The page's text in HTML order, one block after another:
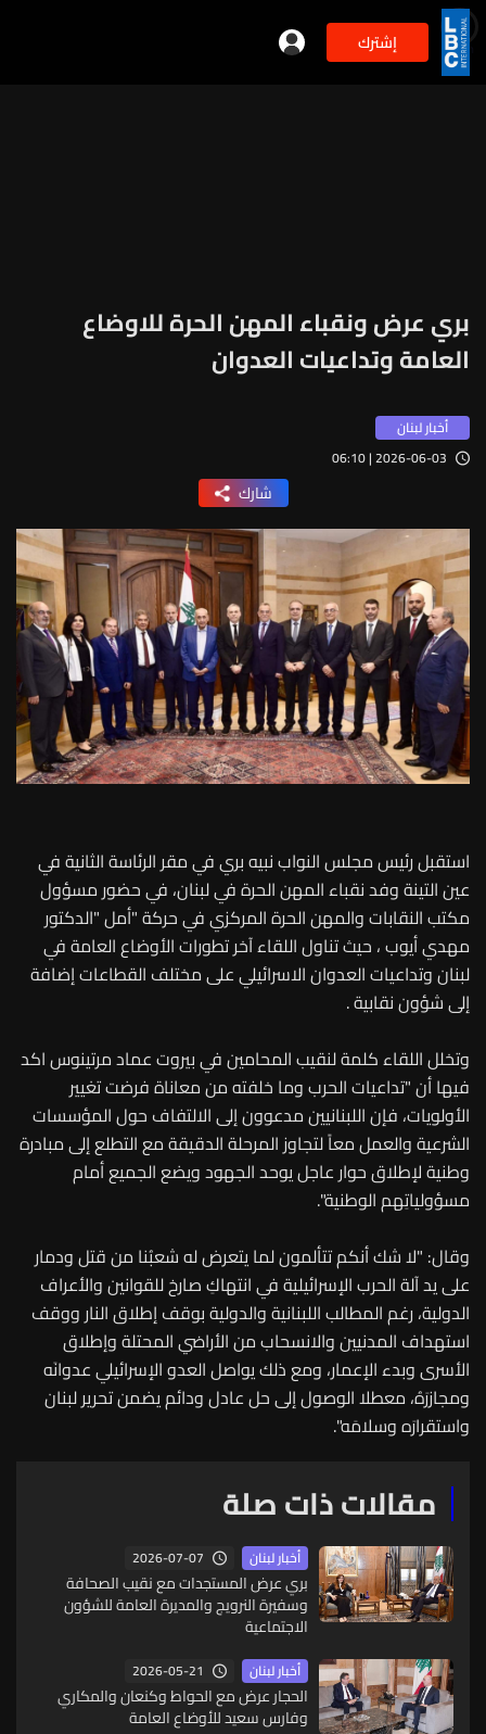
إشترك 2min
بري عرض ونقباء المهن الحرة للاوضاع
العامة وتداعيات العدوان
أخبار لبنان
2026-06-03 | 06:10
شارك
استقبل رئيس مجلس النواب نبيه بري في مقر الرئاسة الثانية في
عين التينة وفد نقباء المهن الحرة في لبنان، في حضور مسؤول
مكتب النقابات والمهن الحرة المركزي في حركة "أمل "الدكتور
مهدي أيوب ، حيث تناول اللقاء آخر تطورات الأوضاع العامة في
لبنان وتداعيات العدوان الاسرائيلي على مختلف القطاعات إضافة
إلى شؤون نقابية .
وتخلل اللقاء كلمة لنقيب المحامين في بيروت عماد مرتينوس اكد
فيها أن "تداعيات الحرب وما خلفته من معاناة فرضت تغيير
الأولويات، فإن اللبنانيين مدعوون إلى الالتفاف حول المؤسسات
الشرعية والعمل معاً لتجاوز المرحلة الدقيقة مع التطلع إلى مبادرة
وطنية لإطلاق حوار عاجل يوحد الجهود ويضع الجميع أمام
مسؤولياتِهم الوطنية".
وقال: "لا شك أنكم تتألمون لما يتعرض له شعبُنا من قتل ودمار
على يد آلة الحرب الإسرائيلية في انتهاكِ صارخ للقوانين والأعراف
الدولية، رغم المطالب اللبنانية والدولية بوقف إطلاق النار ووقف
استهداف المدنيين والانسحاب من الأراضي المحتلة وإطلاق
الأسرى وبدء الإعمار، ومع ذلك يواصل العدو الإسرائيلي عدوانَه
ومجازرَهُ، معطلا الوصول إلى حل عادل ودائم يضمن تحرير لبنان
واستقرارَه وسلامَه".
مقالات ذات صلة
أخبار لبنان 2026-07-07
بري عرض المستجدات مع نقيب الصحافة
وسفيرة النرويج والمديرة العامة للشؤون
الاجتماعية
أخبار لبنان 2026-05-21
الحجار عرض مع الحواط وكنعان والمكاري
وفارس سعيد للأوضاع العامة